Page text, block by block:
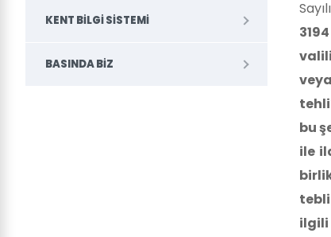
bu
ile
ilgili
KENT BILGI SISTEMI
BASINDA BIZ